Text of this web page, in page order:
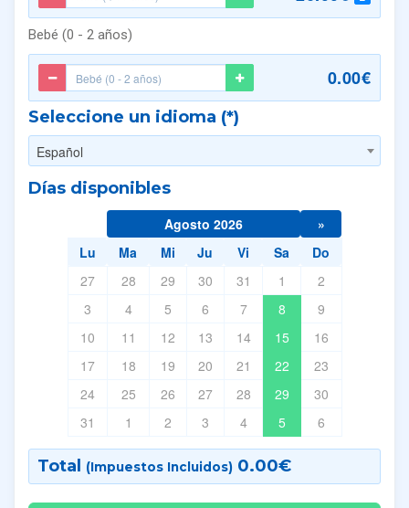
Bebé (0 - 2 años)
0.00€
Seleccione un idioma (*)
Español
Días disponibles
Agosto 2026
»
Lu
Ma Mi Ju Vi Sa
Do
27
28 29 30 31 1
2
3
4 5 6 7 8
9
10
11 12 13 14 15
16
17
18 19 20 21 22
23
24
25 26 27 28 29
30
31
1 2 3 4 5 6
Total (Impuestos Incluidos) 0.00€